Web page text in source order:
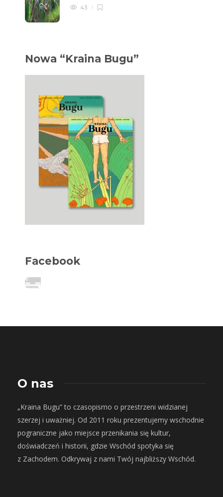
43
Nowa “Kraina Bugu”
Facebook
O nas
„Kraina Bugu” to czasopismo o przestrzeni widzianej
szerzej i uważniej. Od 2011 roku prezentujemy wschodnie
pograniczne jako miejsce przenikania się kultur,
doświadczeń i historii, gdzie Wschód spotyka się
z Zachodem. Odkrywaj z nami Twój najbliższy Wschód.